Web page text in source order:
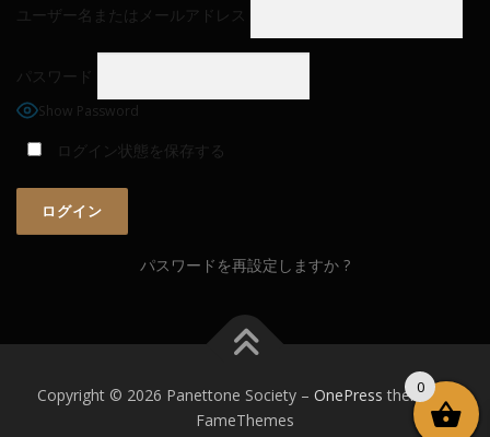
ユーザー名またはメールアドレス
パスワード
Show Password
ログイン状態を保存する
パスワードを再設定しますか ?
Copyright © 2026 Panettone Society – OnePress theme by
FameThemes
0